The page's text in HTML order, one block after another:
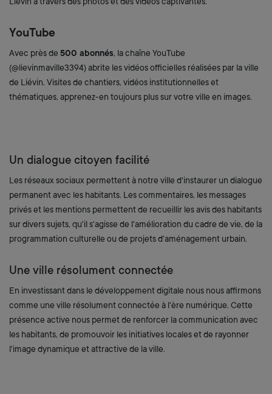
YouTube
Avec près de 500 abonnés, la chaîne YouTube
(@lievinmaville3394) abrite les vidéos officielles réalisées par la ville
de Liévin. Visites de chantiers, vidéos institutionnelles et
thématiques, apprenez-en toujours plus sur votre ville en images.
Un dialogue citoyen facilité
Les réseaux sociaux permettent à notre ville d'instaurer un dialogue
permanent avec les habitants. Les commentaires, les messages
privés et les mentions permettent de recueillir les avis des habitants
sur divers sujets, qu'il s'agisse de l'amélioration du cadre de vie, de la
programmation culturelle ou de projets d'aménagement urbain.
Une ville résolument connectée
En investissant dans le développement digitale nous nous affirmons
comme une ville résolument connectée à l'ère numérique. Cette
présence active nous permet de renforcer la communication avec
les habitants, de promouvoir les initiatives locales et de rayonner
l'image dynamique et attractive de la ville.